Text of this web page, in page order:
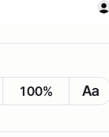
100% Aa